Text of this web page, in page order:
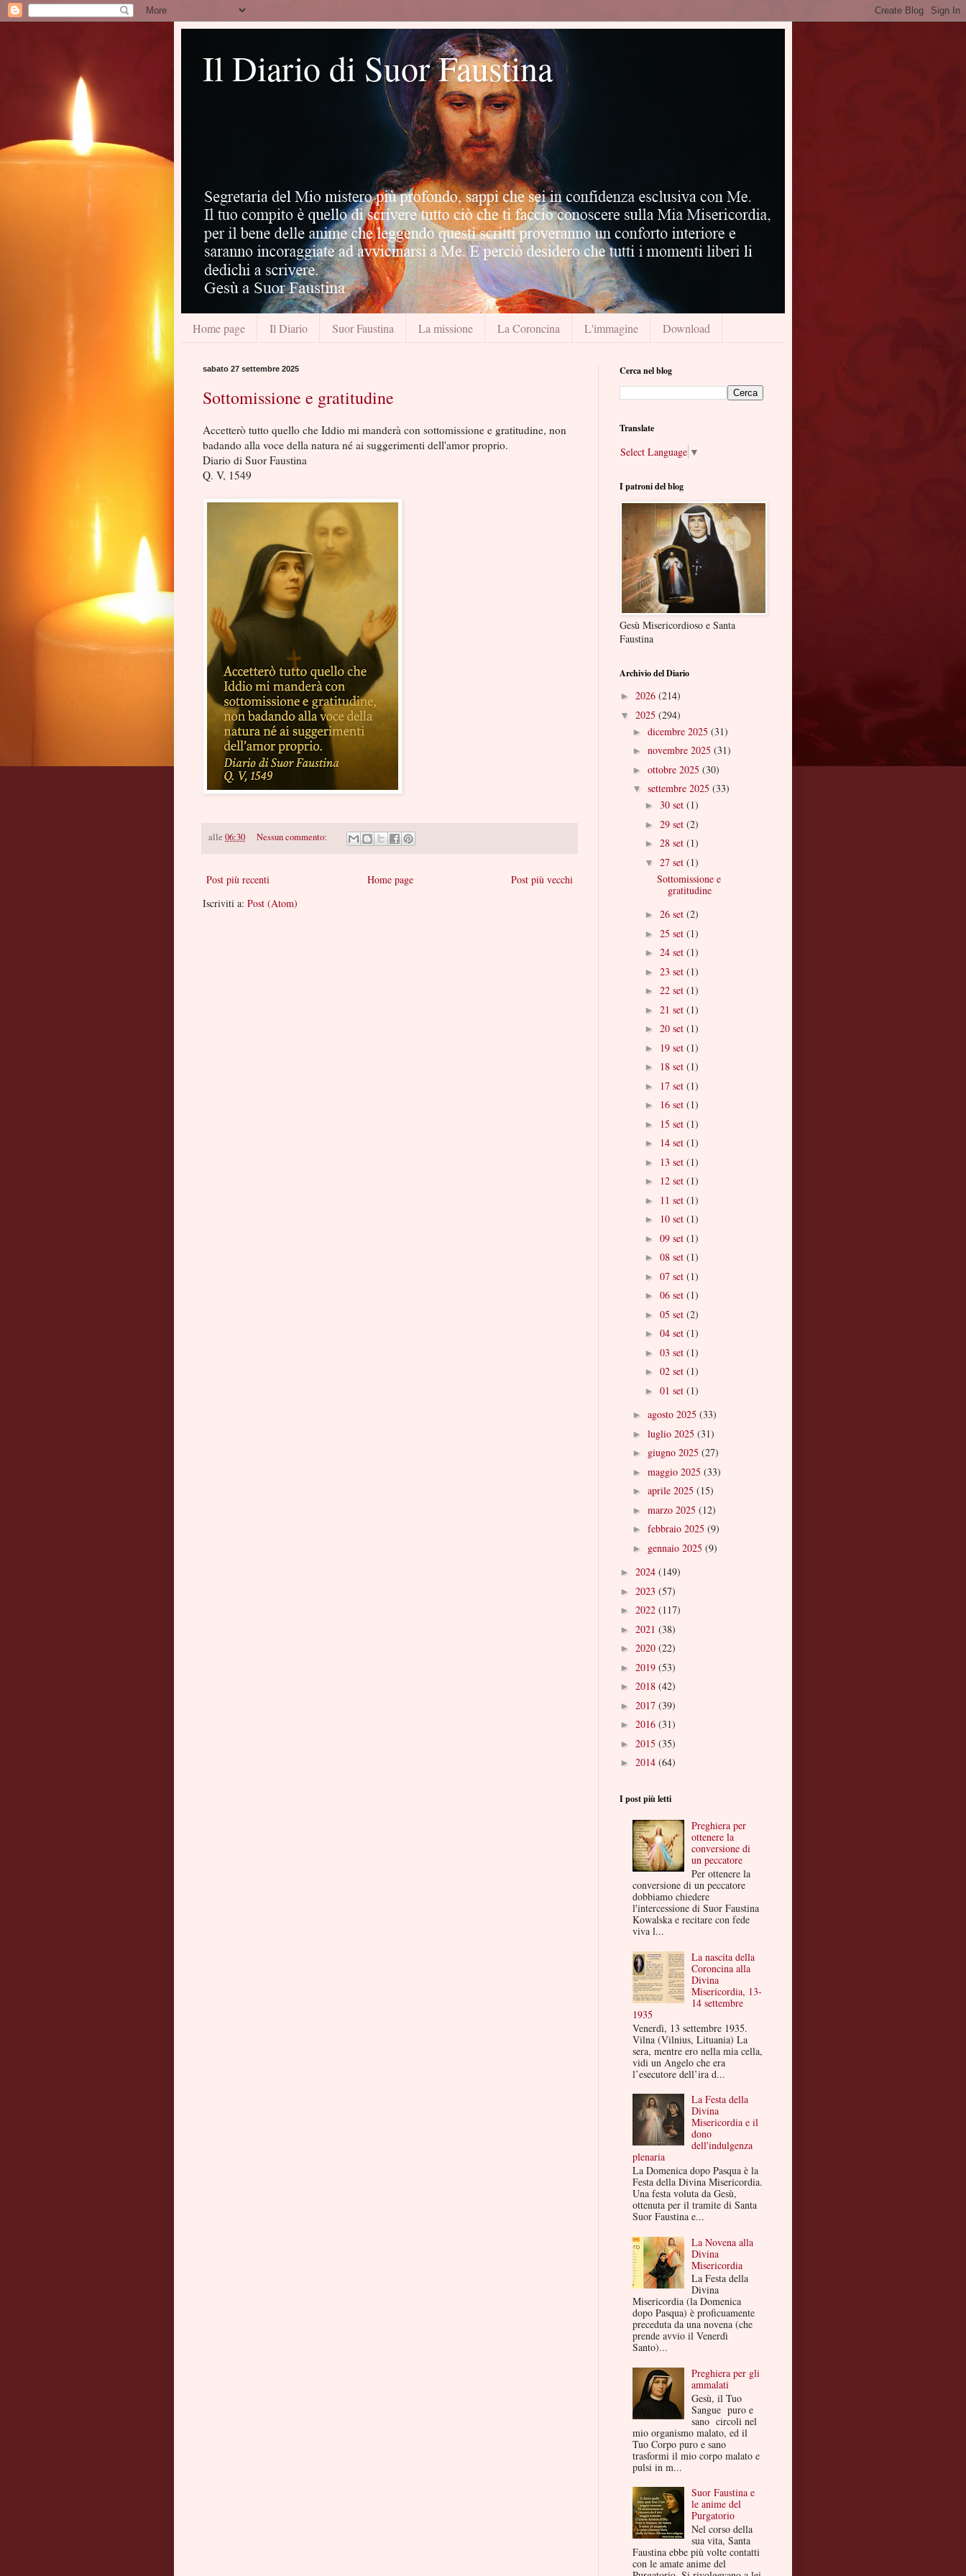
Il Diario di Suor Faustina
Home page Il Diario Suor Faustina La missione La Coroncina L'immagine Download
sabato 27 settembre 2025
Sottomissione e gratitudine
Accetterò tutto quello che Iddio mi manderà con sottomissione e gratitudine, non
badando alla voce della natura né ai suggerimenti dell'amor proprio.
Diario di Suor Faustina
Q. V, 1549
alle 06:30 Nessun commento:
Post più recenti Post più vecchi
Home page
Iscriviti a: Post (Atom)
Cerca nel blog
Translate
Select Language ▼
I patroni del blog
Gesù Misericordioso e Santa
Faustina
Archivio del Diario
► 2026 (214)
▼ 2025 (294)
► dicembre 2025 (31)
► novembre 2025 (31)
► ottobre 2025 (30)
▼ settembre 2025 (33)
► 30 set (1)
► 29 set (2)
► 28 set (1)
▼ 27 set (1)
Sottomissione e
gratitudine
► 26 set (2)
► 25 set (1)
► 24 set (1)
► 23 set (1)
► 22 set (1)
► 21 set (1)
► 20 set (1)
► 19 set (1)
► 18 set (1)
► 17 set (1)
► 16 set (1)
► 15 set (1)
► 14 set (1)
► 13 set (1)
► 12 set (1)
► 11 set (1)
► 10 set (1)
► 09 set (1)
► 08 set (1)
► 07 set (1)
► 06 set (1)
► 05 set (2)
► 04 set (1)
► 03 set (1)
► 02 set (1)
► 01 set (1)
► agosto 2025 (33)
► luglio 2025 (31)
► giugno 2025 (27)
► maggio 2025 (33)
► aprile 2025 (15)
► marzo 2025 (12)
► febbraio 2025 (9)
► gennaio 2025 (9)
► 2024 (149)
► 2023 (57)
► 2022 (117)
► 2021 (38)
► 2020 (22)
► 2019 (53)
► 2018 (42)
► 2017 (39)
► 2016 (31)
► 2015 (35)
► 2014 (64)
I post più letti
Preghiera per
ottenere la
conversione di
un peccatore
Per ottenere la
conversione di un peccatore
dobbiamo chiedere
l'intercessione di Suor Faustina
Kowalska e recitare con fede
viva l...
La nascita della
Coroncina alla
Divina
Misericordia, 13-
14 settembre
1935
Venerdì, 13 settembre 1935.
Vilna (Vilnius, Lituania) La
sera, mentre ero nella mia cella,
vidi un Angelo che era
l’esecutore dell’ira d...
La Festa della
Divina
Misericordia e il
dono
dell'indulgenza
plenaria
La Domenica dopo Pasqua è la
Festa della Divina Misericordia.
Una festa voluta da Gesù,
ottenuta per il tramite di Santa
Suor Faustina e...
La Novena alla
Divina
Misericordia
La Festa della
Divina
Misericordia (la Domenica
dopo Pasqua) è proficuamente
preceduta da una novena (che
prende avvio il Venerdì
Santo)...
Preghiera per gli
ammalati
Gesù, il Tuo
Sangue puro e
sano circoli nel
mio organismo malato, ed il
Tuo Corpo puro e sano
trasformi il mio corpo malato e
pulsi in m...
Suor Faustina e
le anime del
Purgatorio
Nel corso della
sua vita, Santa
Faustina ebbe più volte contatti
con le amate anime del